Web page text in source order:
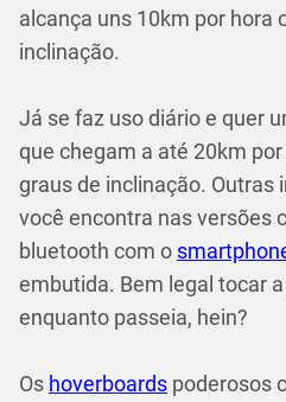
alcança uns 10km por hora
inclinação.
Já se faz uso diário e quer
que chegam a até 20km
graus de inclinação. Outras
você encontra nas versões
bluetooth com o
embutida. Bem legal tocar
enquanto passeia, hein?
Os hoverboards poderosos